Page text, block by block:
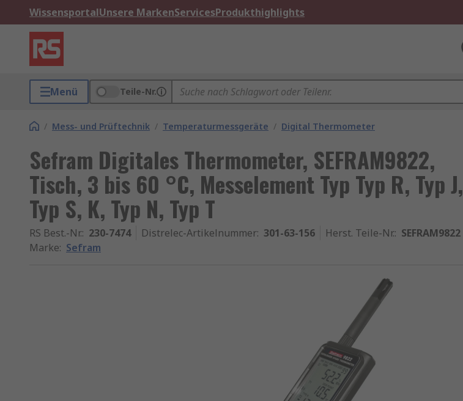
WissensportalUnsere MarkenServicesProdukthighlights
Menü Teile-Nr.
/ Mess- und Prüftechnik / Temperaturmessgeräte / Digital Thermometer
Sefram Digitales Thermometer, SEFRAM9822,
Tisch, 3 bis 60 °C, Messelement Typ Typ R, Typ J,
Typ S, K, Typ N, Typ T
RS Best.-Nr.: 230-7474 Distrelec-Artikelnummer: 301-63-156 Herst. Teile-Nr.: SEFRAM9822
Marke: Sefram